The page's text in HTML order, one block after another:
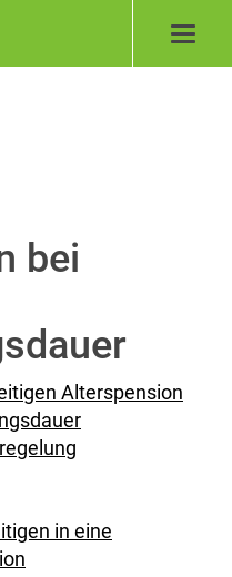
bei
Alterspension
in eine